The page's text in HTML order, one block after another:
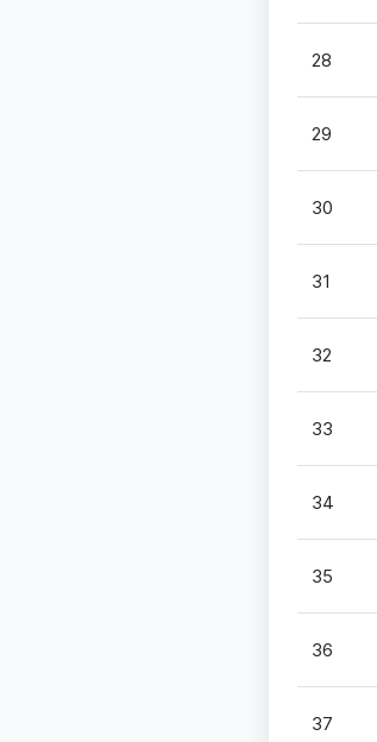
28
29
30
31
32
33
34
35
36
37